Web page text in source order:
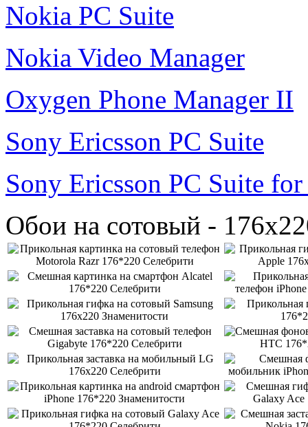
Nokia PC Suite
Nokia Video Manager
Oxygen Phone Manager II
Sony Ericsson PC Suite
Sony Ericsson PC Suite
Обои на сотовый -